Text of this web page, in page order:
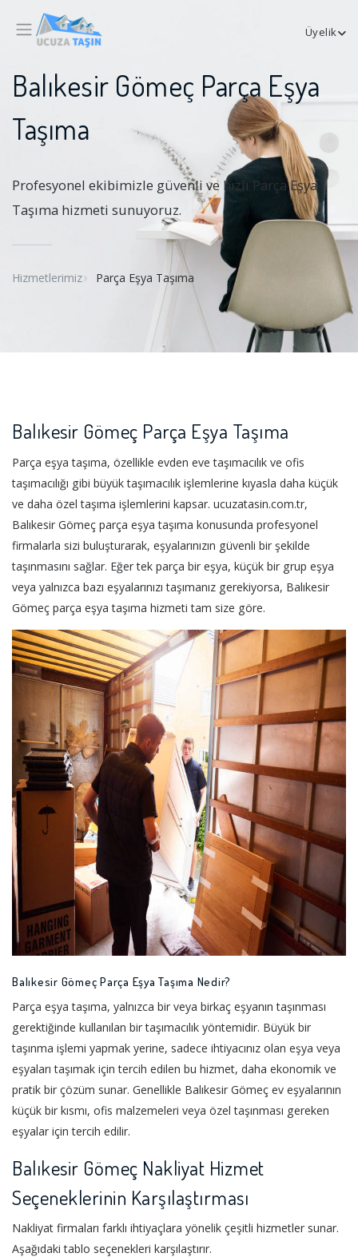
Üyelik
Balıkesir Gömeç Parça Eşya
Taşıma
Profesyonel ekibimizle güvenli ve hızlı Parça Eşya
Taşıma hizmeti sunuyoruz.
Hizmetlerimiz Parça Eşya Taşıma
Balıkesir Gömeç Parça Eşya Taşıma
Parça eşya taşıma, özellikle evden eve taşımacılık ve ofis
taşımacılığı gibi büyük taşımacılık işlemlerine kıyasla daha küçük
ve daha özel taşıma işlemlerini kapsar. ucuzatasin.com.tr,
Balıkesir Gömeç parça eşya taşıma konusunda profesyonel
firmalarla sizi buluşturarak, eşyalarınızın güvenli bir şekilde
taşınmasını sağlar. Eğer tek parça bir eşya, küçük bir grup eşya
veya yalnızca bazı eşyalarınızı taşımanız gerekiyorsa, Balıkesir
Gömeç parça eşya taşıma hizmeti tam size göre.
Balıkesir Gömeç Parça Eşya Taşıma Nedir?
Parça eşya taşıma, yalnızca bir veya birkaç eşyanın taşınması
gerektiğinde kullanılan bir taşımacılık yöntemidir. Büyük bir
taşınma işlemi yapmak yerine, sadece ihtiyacınız olan eşya veya
eşyaları taşımak için tercih edilen bu hizmet, daha ekonomik ve
pratik bir çözüm sunar. Genellikle Balıkesir Gömeç ev eşyalarının
küçük bir kısmı, ofis malzemeleri veya özel taşınması gereken
eşyalar için tercih edilir.
Balıkesir Gömeç Nakliyat Hizmet
Seçeneklerinin Karşılaştırması
Nakliyat firmaları farklı ihtiyaçlara yönelik çeşitli hizmetler sunar.
Aşağıdaki tablo seçenekleri karşılaştırır.